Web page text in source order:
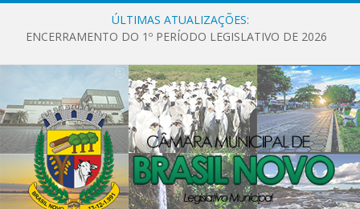
ÚLTIMAS ATUALIZAÇÕES:
ENCERRAMENTO DO 1º PERÍODO LEGISLATIVO DE 2026